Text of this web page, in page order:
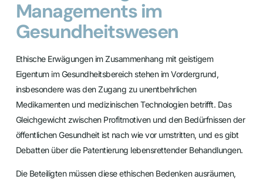
Managements im
Gesundheitswesen
Ethische Erwägungen im Zusammenhang mit geistigem
Eigentum im Gesundheitsbereich stehen im Vordergrund,
insbesondere was den Zugang zu unentbehrlichen
Medikamenten und medizinischen Technologien betrifft. Das
Gleichgewicht zwischen Profitmotiven und den Bedürfnissen der
öffentlichen Gesundheit ist nach wie vor umstritten, und es gibt
Debatten über die Patentierung lebensrettender Behandlungen.
Die Beteiligten müssen diese ethischen Bedenken ausräumen,